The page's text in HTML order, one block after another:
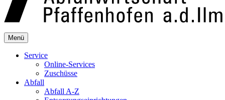
Menü
Service
Online-Services
Zuschüsse
Abfall
Abfall A-Z